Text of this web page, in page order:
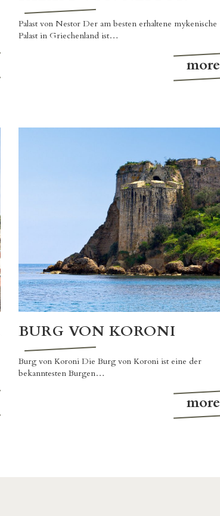
Palast von Nestor Der am besten erhaltene mykenische
Palast in Griechenland ist…
more
BURG VON KORONI
Burg von Koroni Die Burg von Koroni ist eine der
bekanntesten Burgen…
more